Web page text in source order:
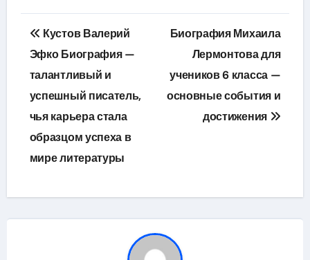
Навигация
по
записям
Кустов Валерий
Эфко Биография —
талантливый и
успешный писатель,
чья карьера стала
образцом успеха в
мире литературы
Биография Михаила
Лермонтова для
учеников 6 класса —
основные события и
достижения